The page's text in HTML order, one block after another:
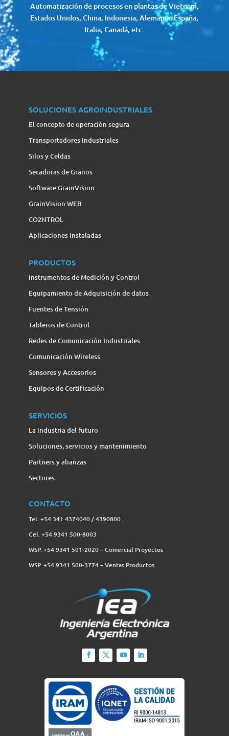
Automatización de procesos en plantas de Vietnam,
Estados Unidos, China, Indonesia, Alemania, España,
Italia, Canadá, etc.
SOLUCIONES AGROINDUSTRIALES
El concepto de operación segura
Transportadores Industriales
Silos y Celdas
Secadoras de Granos
Software GrainVision
GrainVision WEB
CO2NTROL
Aplicaciones Instaladas
PRODUCTOS
Instrumentos de Medición y Control
Equipamiento de Adquisición de datos
Fuentes de Tensión
Tableros de Control
Redes de Comunicación Industriales
Comunicación Wireless
Sensores y Accesorios
Equipos de Certificación
SERVICIOS
La industria del futuro
Soluciones, servicios y mantenimiento
Partners y alianzas
Sectores
CONTACTO
Tel. +54 341 4374040 / 4390800
Cel. +54 9341 500-8003
WSP. +54 9341 501-2020 – Comercial Proyectos
WSP. +54 9341 500-3774‬ – Ventas Productos